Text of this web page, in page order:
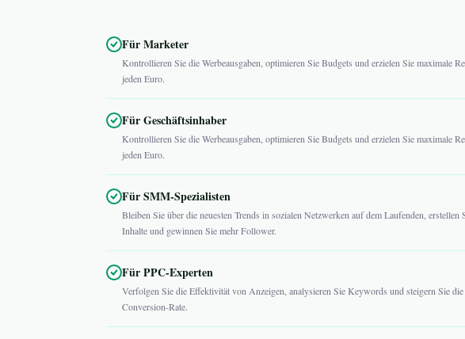
Für Marketer
Kontrollieren Sie die Werbeausgaben, optimieren Sie Budgets und erzielen Sie maximale
jeden Euro.
Für Geschäftsinhaber
Kontrollieren Sie die Werbeausgaben, optimieren Sie Budgets und erzielen Sie maximale
jeden Euro.
Für SMM-Spezialisten
Bleiben Sie über die neuesten Trends in sozialen Netzwerken auf dem Laufenden, erstellen
Inhalte und gewinnen Sie mehr Follower.
Für PPC-Experten
Verfolgen Sie die Effektivität von Anzeigen, analysieren Sie Keywords und steigern Sie die
Conversion-Rate.